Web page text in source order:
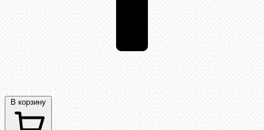
В корзину